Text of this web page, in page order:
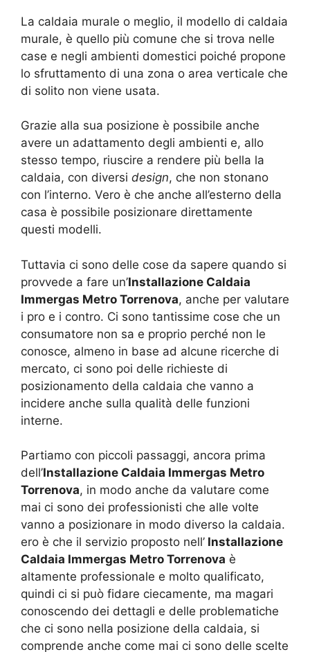
La caldaia murale o meglio, il modello di caldaia
murale, è quello più comune che si trova nelle
case e negli ambienti domestici poiché propone
lo sfruttamento di una zona o area verticale che
di solito non viene usata.
Grazie alla sua posizione è possibile anche
avere un adattamento degli ambienti e, allo
stesso tempo, riuscire a rendere più bella la
caldaia, con diversi design, che non stonano
con l’interno. Vero è che anche all’esterno della
casa è possibile posizionare direttamente
questi modelli.
Tuttavia ci sono delle cose da sapere quando si
provvede a fare un’Installazione Caldaia
Immergas Metro Torrenova, anche per valutare
i pro e i contro. Ci sono tantissime cose che un
consumatore non sa e proprio perché non le
conosce, almeno in base ad alcune ricerche di
mercato, ci sono poi delle richieste di
posizionamento della caldaia che vanno a
incidere anche sulla qualità delle funzioni
interne.
Partiamo con piccoli passaggi, ancora prima
dell’Installazione Caldaia Immergas Metro
Torrenova, in modo anche da valutare come
mai ci sono dei professionisti che alle volte
vanno a posizionare in modo diverso la caldaia.
ero è che il servizio proposto nell’ Installazione
Caldaia Immergas Metro Torrenova è
altamente professionale e molto qualificato,
quindi ci si può fidare ciecamente, ma magari
conoscendo dei dettagli e delle problematiche
che ci sono nella posizione della caldaia, si
comprende anche come mai ci sono delle scelte